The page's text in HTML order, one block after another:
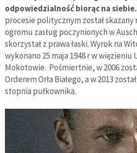
odpowiedzialność biorąc na siebie.
procesie politycznym został skazany
ogromu zasług poczynionych w
skorzystał z prawa łaski. Wyrok na
wykonano 25 maja 1948 r w więzieniu
Mokotowie. Pośmiertnie, w 2006
Orderem Orła Białego, a w 2013
stopnia pułkownika.